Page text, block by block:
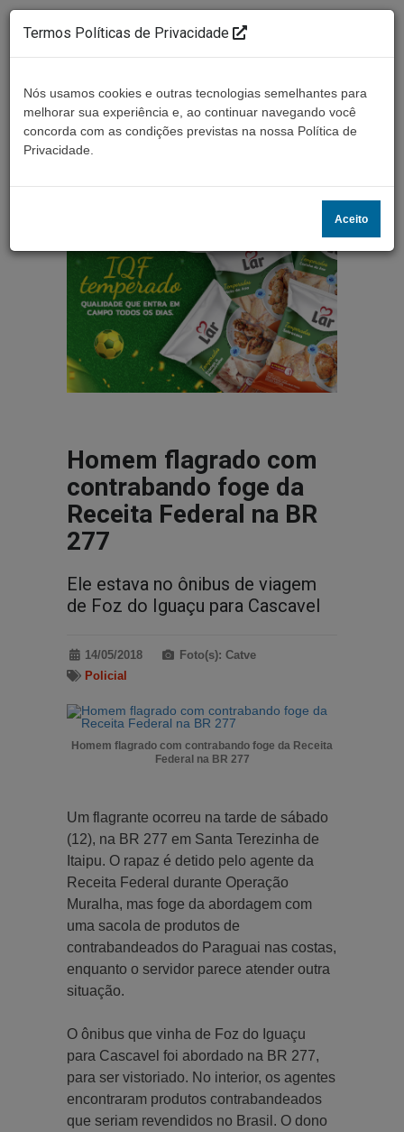
Homem flagrado com
contrabando foge da
Receita Federal na BR
277
Ele estava no ônibus de viagem
de Foz do Iguaçu para Cascavel
14/05/2018
Foto(s): Catve
Policial
Homem flagrado com contrabando foge da Receita
Federal na BR 277
Um flagrante ocorreu na tarde de sábado
(12), na BR 277 em Santa Terezinha de
Itaipu. O rapaz é detido pelo agente da
Receita Federal durante Operação
Muralha, mas foge da abordagem com
uma sacola de produtos de
contrabandeados do Paraguai nas costas,
enquanto o servidor parece atender outra
situação.
O ônibus que vinha de Foz do Iguaçu
para Cascavel foi abordado na BR 277,
para ser vistoriado. No interior, os agentes
encontraram produtos contrabandeados
que seriam revendidos no Brasil. O dono
Termos Políticas de Privacidade
Nós usamos cookies e outras tecnologias semelhantes para
melhorar sua experiência e, ao continuar navegando você
concorda com as condições previstas na nossa Política de
Privacidade.
Aceito